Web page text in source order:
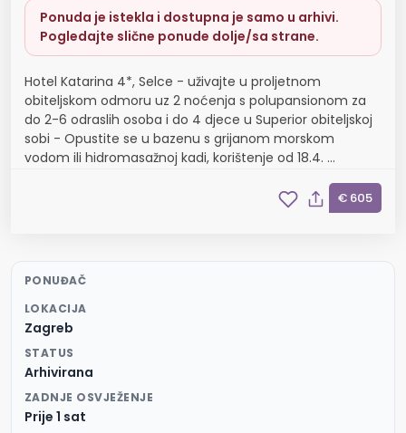
Ponuda je istekla i dostupna je samo u arhivi.
Pogledajte slične ponude dolje/sa strane.
Hotel Katarina 4*, Selce - uživajte u proljetnom
obiteljskom odmoru uz 2 noćenja s polupansionom za
do 2-6 odraslih osoba i do 4 djece u Superior obiteljskoj
sobi - Opustite se u bazenu s grijanom morskom
vodom ili hidromasažnoj kadi, korištenje od 18.4. ...
€ 605
PONUĐAČ
LOKACIJA
Zagreb
STATUS
Arhivirana
ZADNJE OSVJEŽENJE
Prije 1 sat